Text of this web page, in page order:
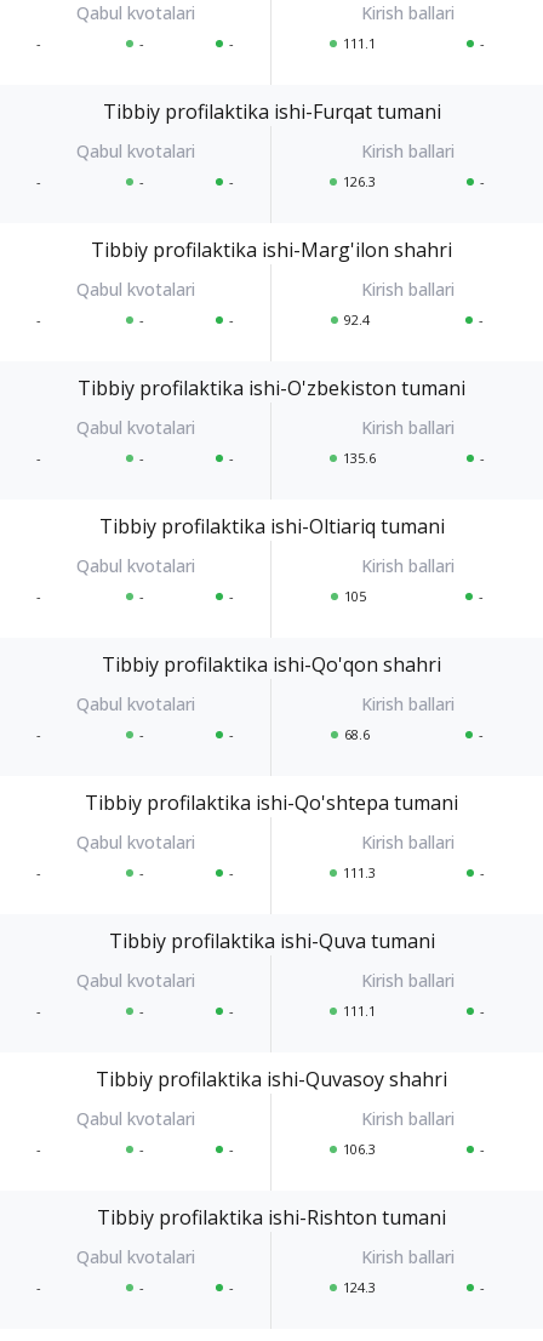
- - - 111.1 -
Tibbiy profilaktika ishi-Furqat tumani
- - - 126.3 -
Tibbiy profilaktika ishi-Marg'ilon shahri
- - - 92.4 -
Tibbiy profilaktika ishi-O'zbekiston tumani
- - - 135.6 -
Tibbiy profilaktika ishi-Oltiariq tumani
- - - 105 -
Tibbiy profilaktika ishi-Qo'qon shahri
- - - 68.6 -
Tibbiy profilaktika ishi-Qo'shtepa tumani
- - - 111.3 -
Tibbiy profilaktika ishi-Quva tumani
- - - 111.1 -
Tibbiy profilaktika ishi-Quvasoy shahri
- - - 106.3 -
Tibbiy profilaktika ishi-Rishton tumani
- - - 124.3 -